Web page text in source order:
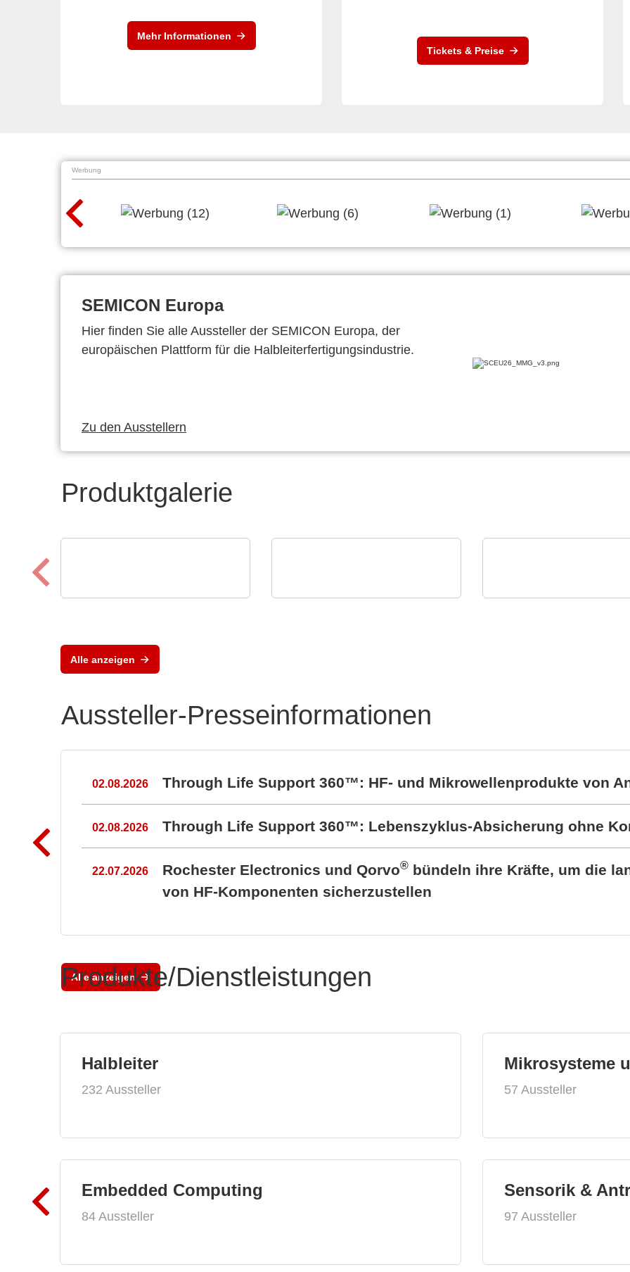
Mehr Informationen
Tickets & Preise
Werbung
SEMICON Europa
Hier finden Sie alle Aussteller der SEMICON Europa, der
europäischen Plattform für die Halbleiterfertigungsindustrie.
Zu den Ausstellern
Produktgalerie
Alle anzeigen
Aussteller-Presseinformationen
02.08.2026 Through Life Support 360™: HF- und Mikrowellenprodukte von
02.08.2026 Through Life Support 360™: Lebenszyklus-Absicherung ohne
22.07.2026 Rochester Electronics und Qorvo® bündeln ihre Kräfte, um die
von HF-Komponenten sicherzustellen
Alle anzeigen
Produkte/Dienstleistungen
Halbleiter
232 Aussteller
Embedded Computing
84 Aussteller
Mikrosysteme
57 Aussteller
Sensorik &
97 Aussteller